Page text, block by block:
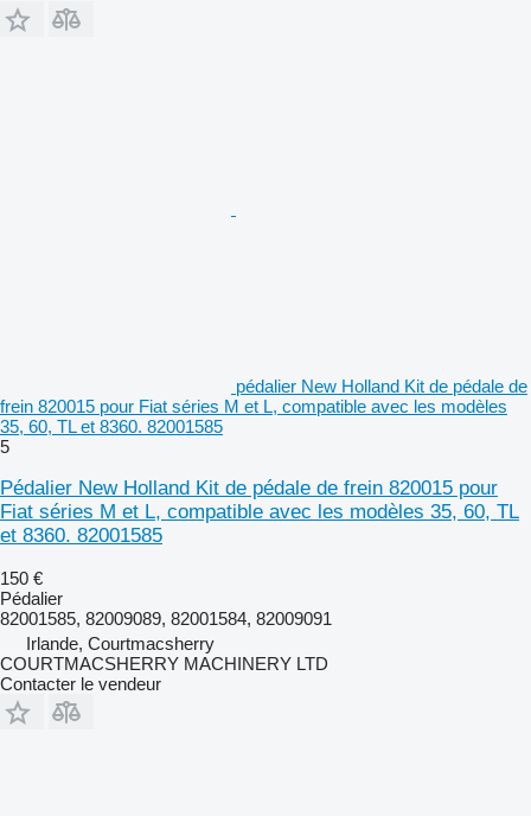
pédalier New Holland Kit de pédale de
frein 820015 pour Fiat séries M et L, compatible avec les modèles
35, 60, TL et 8360. 82001585
5
Pédalier New Holland Kit de pédale de frein 820015 pour
Fiat séries M et L, compatible avec les modèles 35, 60, TL
et 8360. 82001585
150 €
Pédalier
82001585, 82009089, 82001584, 82009091
Irlande, Courtmacsherry
COURTMACSHERRY MACHINERY LTD
Contacter le vendeur